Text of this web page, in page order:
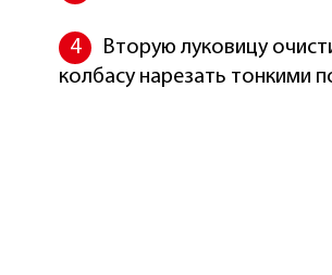
Вторую луковицу
колбасу нарезать тонкими